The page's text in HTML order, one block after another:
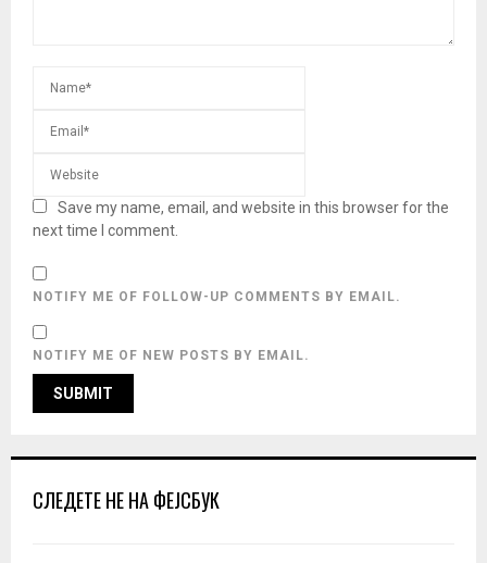
Save my name, email, and website in this browser for the
next time I comment.
NOTIFY ME OF FOLLOW-UP COMMENTS BY EMAIL.
NOTIFY ME OF NEW POSTS BY EMAIL.
СЛЕДЕТЕ НЕ НА ФЕЈСБУК